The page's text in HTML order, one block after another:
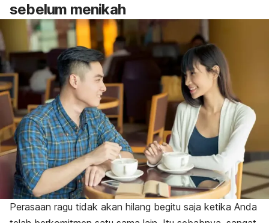
sebelum menikah
Perasaan ragu tidak akan hilang begitu saja ketika Anda